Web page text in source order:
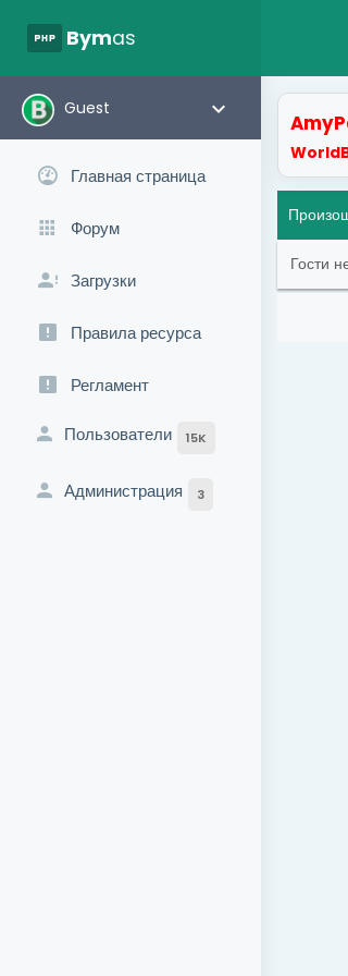
php Bymas
keyboard_arrow_down
Guest
Главная страница
Форум
Загрузки
Правила ресурса
Регламент
Пользователи 15K
Администрация 3
Гости